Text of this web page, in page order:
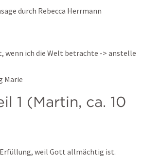
durch Rebecca Herrmann
wenn ich die Welt betrachte -> anstelle
Marie
1 (Martin, ca. 10
weil Gott allmächtig ist.